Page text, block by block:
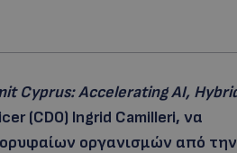
Cyprus:AcceleratingAI,
(CDO) Ingrid Camilleri, να
οργανισμών από την